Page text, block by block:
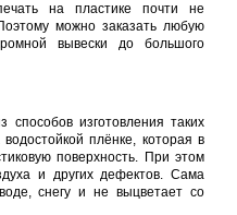
на пластике почти не
можно заказать любую
вывески до большого
способов изготовления таких
плёнке, которая в
поверхность. При этом
и других дефектов. Сама
снегу и не выцветает со